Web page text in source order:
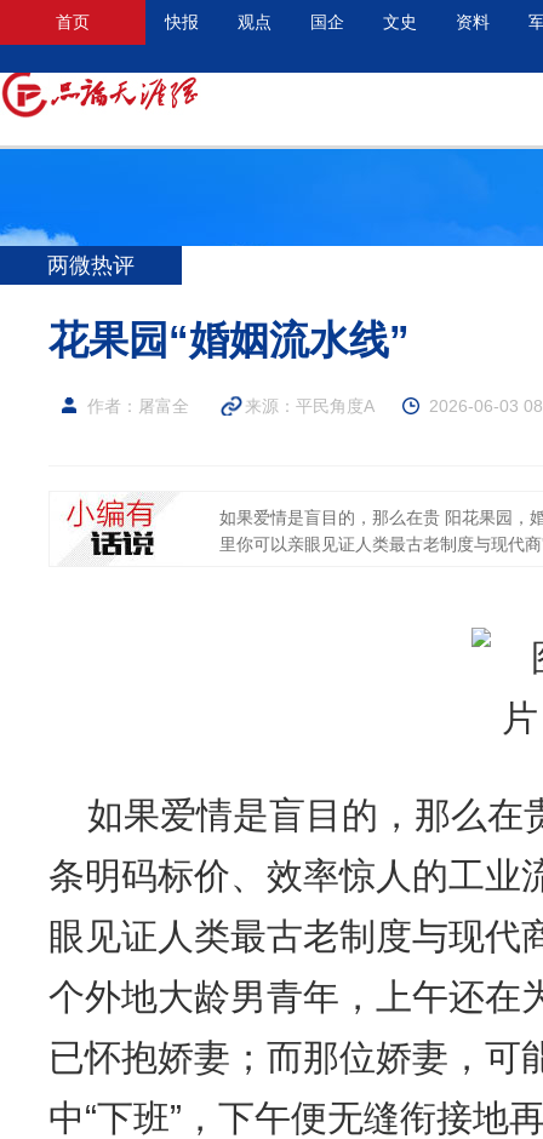
首页 快报 观点 国企 文史 资料
两微热评
花果园“婚姻流水线”
作者：屠富全 来源： 平民角度A 2026-06-03
如果爱情是盲目的，那么在贵 阳花果园，
里你可以亲眼见证人类最古老制度与现代
如果爱情是盲目的，那么在
条明码标价、效率惊人的工业
眼见证人类最古老制度与现代
个外地大龄男青年，上午还在
已怀抱娇妻；而那位娇妻，可
中“下班”，下午便无缝衔接地